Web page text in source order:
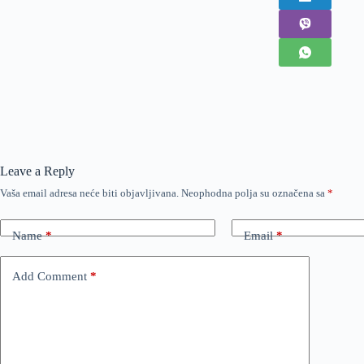
Leave a Reply
Vaša email adresa neće biti objavljivana. Neophodna polja su označena sa *
Name* Email*
Add Comment *